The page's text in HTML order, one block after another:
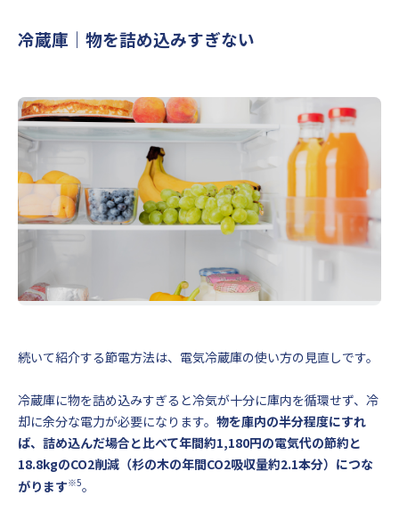
冷蔵庫｜物を詰め込みすぎない
続いて紹介する節電方法は、電気冷蔵庫の使い方の見直しです。
冷蔵庫に物を詰め込みすぎると冷気が十分に庫内を循環せず、冷
却に余分な電力が必要になります。 物を庫内の半分程度にすれ
ば、詰め込んだ場合と比べて年間約1,180円の電気代の節約と
18.8kgのCO2削減（杉の木の年間CO2吸収量約2.1本分）につな
がります※5。